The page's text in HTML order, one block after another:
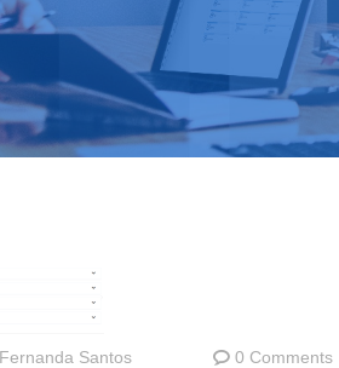
Fernanda Santos 0 Comments